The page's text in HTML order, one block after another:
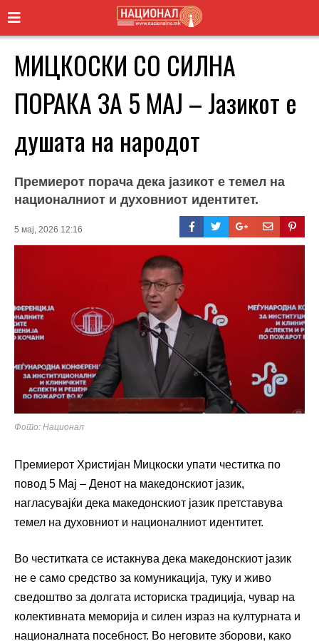
МИЦКОСКИ СО СИЛНА
ПОРАКА ЗА 5 МАЈ – Јазикот е
душата на народот
Премиерот порача дека јазикот е темел на
националниот и духовниот идентитет.
5 мај, 2026 12:16
Фото: Национал
Премиерот Христијан Мицкоски упати честитка по
повод 5 Мај – Денот на македонскиот јазик,
нагласувајќи дека македонскиот јазик претставува
темел на духовниот и националниот идентитет.
Во честитката се истакнува дека македонскиот јазик
не е само средство за комуникација, туку и живо
сведоштво за долгата историска традиција, чувар на
колективната меморија и силен израз на културната и
националната посебност. Во неговите зборови, како